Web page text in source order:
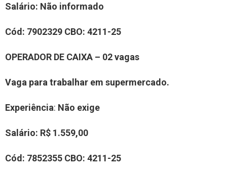
Salário: Não informado
Cód: 7902329 CBO: 4211-25
OPERADOR DE CAIXA – 02 vagas
Vaga para trabalhar em supermercado.
Experiência: Não exige
Salário: R$ 1.559,00
Cód: 7852355 CBO: 4211-25